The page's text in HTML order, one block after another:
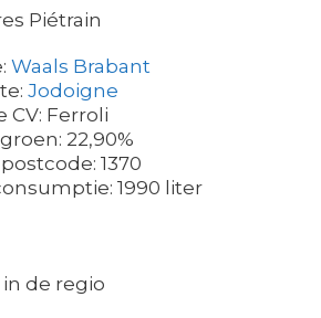
Piétrain
Waals Brabant
Jodoigne
CV: Ferroli
22,90%
1370
1990 liter
de regio